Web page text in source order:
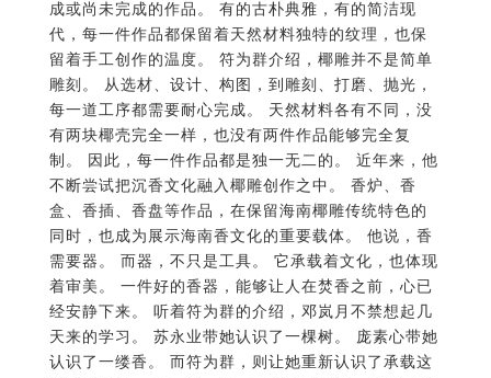
成或尚未完成的作品。 有的古朴典雅，有的简洁现
代，每一件作品都保留着天然材料独特的纹理，也保
留着手工创作的温度。 符为群介绍，椰雕并不是简单
雕刻。 从选材、设计、构图，到雕刻、打磨、抛光，
每一道工序都需要耐心完成。 天然材料各有不同，没
有两块椰壳完全一样，也没有两件作品能够完全复
制。 因此，每一件作品都是独一无二的。 近年来，他
不断尝试把沉香文化融入椰雕创作之中。 香炉、香
盒、香插、香盘等作品，在保留海南椰雕传统特色的
同时，也成为展示海南香文化的重要载体。 他说，香
需要器。 而器，不只是工具。 它承载着文化，也体现
着审美。 一件好的香器，能够让人在焚香之前，心已
经安静下来。 听着符为群的介绍，邓岚月不禁想起几
天来的学习。 苏永业带她认识了一棵树。 庞素心带她
认识了一缕香。 而符为群，则让她重新认识了承载这